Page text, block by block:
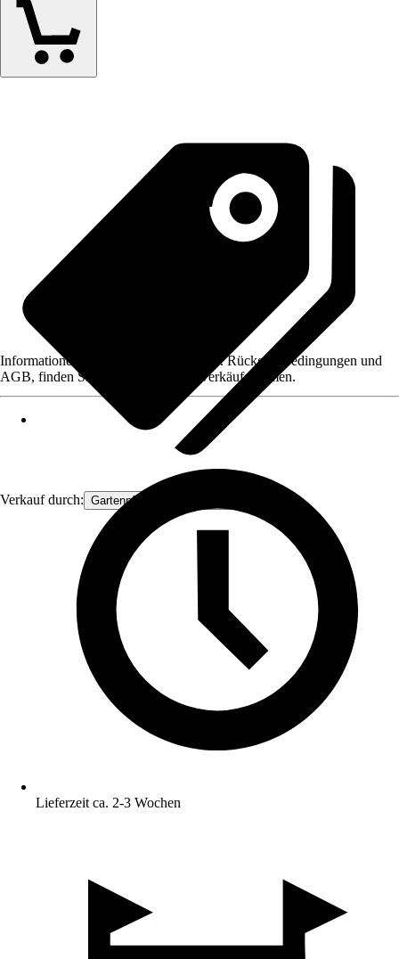
Verkauf durch: Gartenpflanzen Ammerland
Informationen des Verkäufers, wie z. B. Rückgabebedingungen und
AGB, finden Sie bei Klick auf den Verkäufernamen.
Lieferzeit ca. 2-3 Wochen